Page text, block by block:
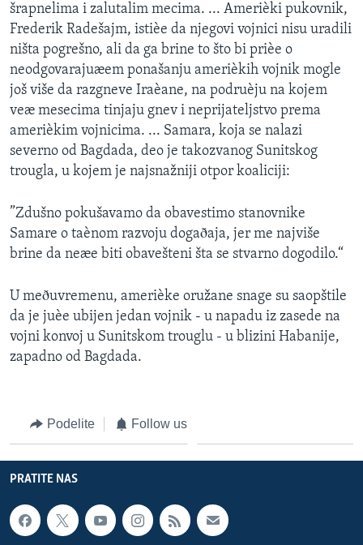
šrapnelima i zalutalim mecima. ... Amerièki pukovnik,
Frederik Radešajm, istièe da njegovi vojnici nisu uradili
ništa pogrešno, ali da ga brine to što bi prièe o
neodgovarajuæem ponašanju amerièkih vojnik mogle
još više da razgneve Iraèane, na podruèju na kojem
veæ mesecima tinjaju gnev i neprijateljstvo prema
amerièkim vojnicima. ... Samara, koja se nalazi
severno od Bagdada, deo je takozvanog Sunitskog
trougla, u kojem je najsnažniji otpor koaliciji:
”Zdušno pokušavamo da obavestimo stanovnike
Samare o taènom razvoju dogaðaja, jer me najviše
brine da neæe biti obavešteni šta se stvarno dogodilo.“
U meðuvremenu, amerièke oružane snage su saopštile
da je juèe ubijen jedan vojnik - u napadu iz zasede na
vojni konvoj u Sunitskom trouglu - u blizini Habanije,
zapadno od Bagdada.
Podelite Follow us
PRATITE NAS